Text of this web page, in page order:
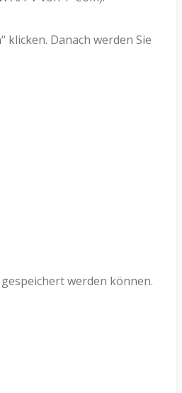
klicken. Danach werden Sie
werden können.